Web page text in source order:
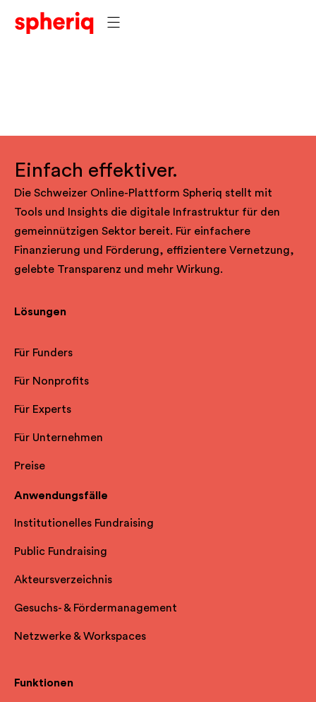
Einfach effektiver.
Die Schweizer Online-Plattform Spheriq stellt mit
Tools und Insights die digitale Infrastruktur für den
gemeinnützigen Sektor bereit. Für einfachere
Finanzierung und Förderung, effizientere Vernetzung,
gelebte Transparenz und mehr Wirkung.
Lösungen
Für Funders
Für Nonprofits
Für Experts
Für Unternehmen
Preise
Anwendungsfälle
Institutionelles Fundraising
Public Fundraising
Akteursverzeichnis
Gesuchs- & Fördermanagement
Netzwerke & Workspaces
Funktionen